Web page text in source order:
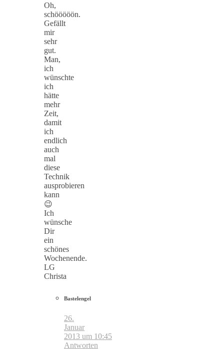
Oh,
schööööön.
Gefällt
mir
sehr
gut.
Man,
ich
wünschte
ich
hätte
mehr
Zeit,
damit
ich
endlich
auch
mal
diese
Technik
ausprobieren
kann
😉
Ich
wünsche
Dir
ein
schönes
Wochenende.
LG
Christa
Bastelengel
26.
Januar
2013 um 10:45
Antworten